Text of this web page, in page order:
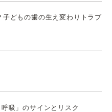
どもの歯の生え変わりトラブ
吸」のサインとリスク